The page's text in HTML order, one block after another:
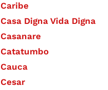
Caribe
Casa Digna Vida Digna
Casanare
Catatumbo
Cauca
Cesar